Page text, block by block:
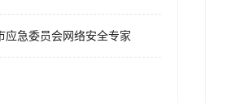
应急委员会网络安全专家